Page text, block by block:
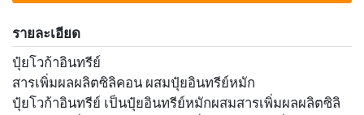
รายละเอียด
ปุ๋ยโวก้าอินทรีย์
สารเพิ่มผลผลิตซิลิคอน ผสมปุ๋ยอินทรีย์หมัก
ปุ๋ยโวก้าอินทรีย์ เป็นปุ๋ยอินทรีย์หมักผสมสารเพิ่มผลผลิตซิลิ